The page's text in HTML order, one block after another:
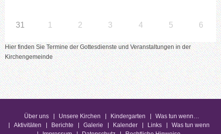
31 1 2 3 4 5 6
Hier finden Sie Termine der Gottesdienste und Veranstaltungen in der
Kirchengemeinde
Über uns Unsere Kirchen Kindergarten
Was tun wenn…
Aktivitäten
Berichte Galerie Kalender Links
Was tun wenn